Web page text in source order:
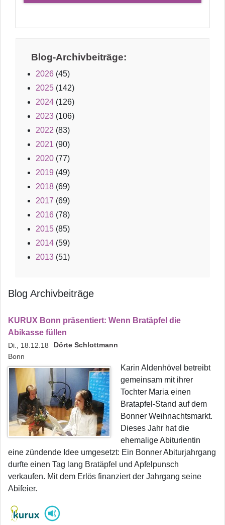
Blog-Archivbeiträge:
2026 (45)
2025 (142)
2024 (126)
2023 (106)
2022 (83)
2021 (90)
2020 (77)
2019 (49)
2018 (69)
2017 (69)
2016 (78)
2015 (85)
2014 (59)
2013 (51)
Blog Archivbeiträge
KURUX Bonn präsentiert: Wenn Bratäpfel die
Abikasse füllen
Di., 18.12.18 Dörte Schlottmann
Bonn
Karin Aldenhövel betreibt
gemeinsam mit ihrer
Tochter Maria einen
Bratapfel-Stand auf dem
Bonner Weihnachtsmarkt.
Dieses Jahr hat die
ehemalige Abiturientin
eine zündende Idee umgesetzt: Ein Bonner Abiturjahrgang
durfte einen Tag lang Bratäpfel und Apfelpunsch
verkaufen. Mit dem Erlös finanziert der Jahrgang seine
Abifeier.